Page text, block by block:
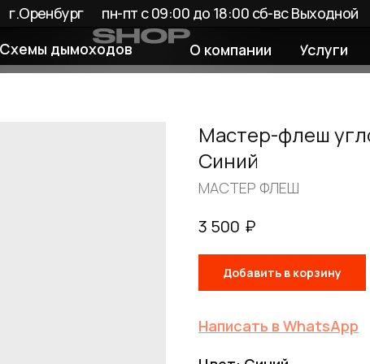
О компании
дымоходов Услуги
пн-пт с 09:00 до 18:00 сб-вс Выходной
Мастер-флеш
Синий
МАСТЕР ФЛЕШ
3 500 ₽
Добавить в корзину
Написать в WhatsApp